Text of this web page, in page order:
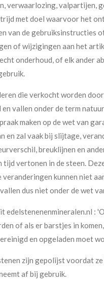
verwaarlozing, valpartijen,
met doel waarvoor het
van de gebruiksinstructies
of wijzigingen aan het
onderhoud, of elk ander
die verkocht worden
vallen onder de term
maken op de wet van
en zal vaak bij slijtage,
breuklijnen en
tijd vertonen in de steen.
kunnen niet
dus niet onder de wet
edelstenenenmineralen.nl : '
of als er barstjes in
en opgeladen moet
zijn gepolijst voordat
af bij gebruik.